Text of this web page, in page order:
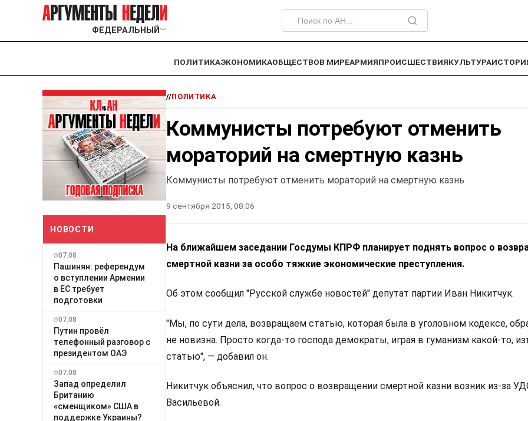
ФЕДЕРАЛЬНЫЙ ﹀
ПОЛИТИКАЭКОНОМИКАОБЩЕСТВОВ МИРЕАРМИЯПРОИСШЕСТВИЯКУЛЬТУРА
НОВОСТИ
07.08
Пашинян: референдум
о вступлении Армении
в ЕС требует
подготовки
07.08
Путин провёл
телефонный разговор с
президентом ОАЭ
07.08
Запад определил
Британию
«сменщиком» США в
поддержке Украины?
//ПОЛИТИКА
Коммунисты потребуют отменить
мораторий на смертную казнь
Коммунисты потребуют отменить мораторий на смертную казнь
9 сентября 2015, 08:06
На ближайшем заседании Госдумы КПРФ планирует поднять вопрос о
смертной казни за особо тяжкие экономические преступления.
Об этом сообщил "Русской службе новостей" депутат партии Иван Никитчук.
"Мы, по сути дела, возвращаем статью, которая была в уголовном кодексе,
не новизна. Просто когда-то господа демократы, играя в гуманизм какой-то,
статью", — добавил он.
Никитчук объяснил, что вопрос о возвращении смертной казни возник из-за
Васильевой.